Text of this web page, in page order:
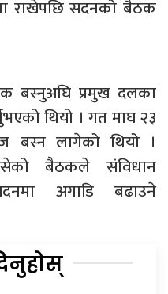
राखेपछि सदनको बैठक
बस्नुअघि प्रमुख दलका
थियो । गत माघ २३
लागेको थियो ।
बसेको बैठकले संविधान
अगाडि बढाउने